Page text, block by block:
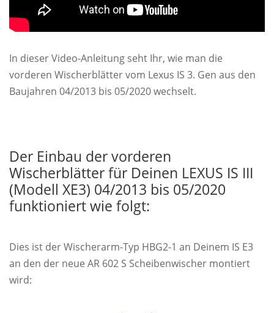
In dieser Video-Anleitung seht Ihr, wie man die
vorderen Wischerblätter vom Lexus IS 3. Gen aus den
Baujahren 04/2013 bis 05/2020 wechselt.
Der Einbau der vorderen
Wischerblätter für Deinen LEXUS IS III
(Modell XE3) 04/2013 bis 05/2020
funktioniert wie folgt:
Dies ist der Wischerarm-Typ HBG2-1 an Deinem IS E3
an den der neue AR 602 S Scheibenwischer montiert
wird: